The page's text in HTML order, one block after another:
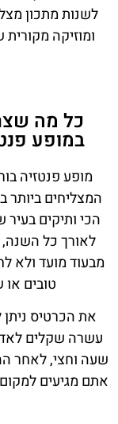
לשנות מתכון
ומוזיקה
כל מה
במופע
מופע פנטזיה
המצליחים
הכי ותיקים
לאורך כל
מבעוד מועד ולא
טובים
את הכרטיס ניתן
עשרה שקלים
שעה וחצי, לאחר
אתם מגיעים